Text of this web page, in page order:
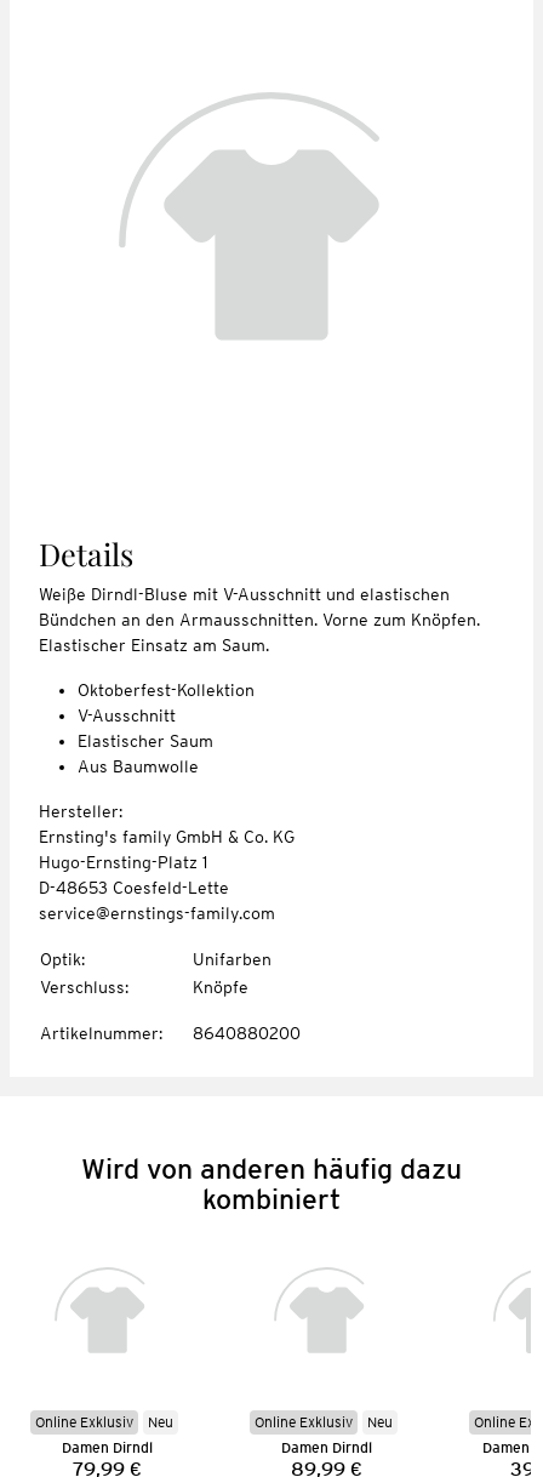
Details
Weiße Dirndl-Bluse mit V-Ausschnitt und elastischen
Bündchen an den Armausschnitten. Vorne zum Knöpfen.
Elastischer Einsatz am Saum.
Oktoberfest-Kollektion
V-Ausschnitt
Elastischer Saum
Aus Baumwolle
Hersteller:
Ernsting's family GmbH & Co. KG
Hugo-Ernsting-Platz 1
D-48653 Coesfeld-Lette
service@ernstings-family.com
Optik:
Unifarben
Verschluss: Knöpfe
Artikelnummer: 8640880200
Wird von anderen häufig dazu
kombiniert
Online Exklusiv
Neu
Damen Dirndl
79,99 €
Online Exklusiv
Neu
Damen Dirndl
89,99 €
Online
Damen